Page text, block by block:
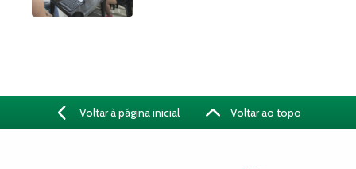
Voltar à página inicial Voltar ao topo